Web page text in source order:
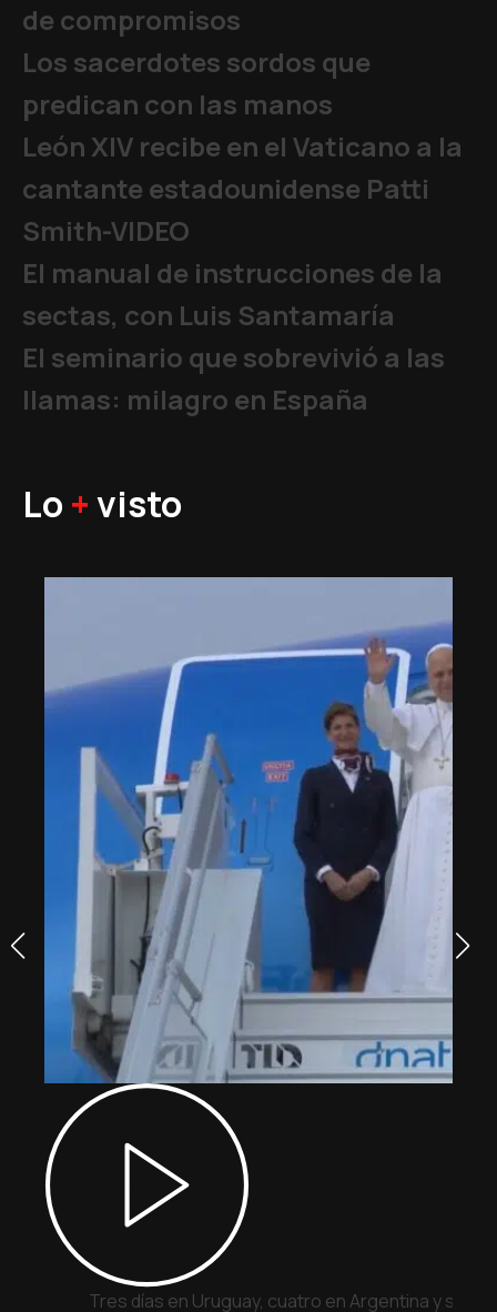
de compromisos
Los sacerdotes sordos que
predican con las manos
León XIV recibe en el Vaticano a la
cantante estadounidense Patti
Smith-VIDEO
El manual de instrucciones de la
sectas, con Luis Santamaría
El seminario que sobrevivió a las
llamas: milagro en España
Lo +visto
Tres días en Uruguay, cuatro en Argentina y